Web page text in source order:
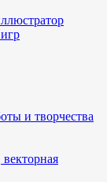
и творчества